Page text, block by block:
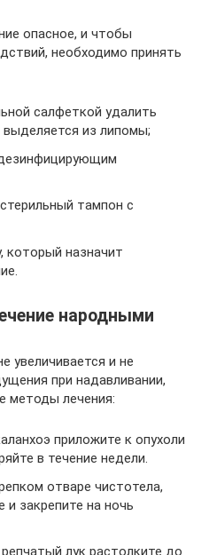
опасное, и чтобы
необходимо принять
салфеткой удалить
из липомы;
тампон с
который назначит
народными
увеличивается и не
при надавливании,
методы лечения:
приложите к опухоли
в течение недели.
отваре чистотела,
и закрепите на ночь
лук растолките до